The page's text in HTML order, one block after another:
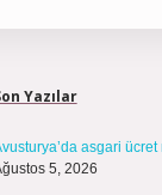
Yazılar
asgari
5, 2026